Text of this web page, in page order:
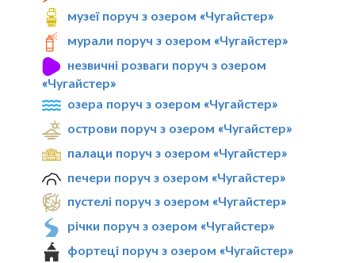
музеї поруч з озером «Чугайстер»
мурали поруч з озером «Чугайстер»
незвичні розваги поруч з озером
«Чугайстер»
озера поруч з озером «Чугайстер»
острови поруч з озером «Чугайстер»
палаци поруч з озером «Чугайстер»
печери поруч з озером «Чугайстер»
пустелі поруч з озером «Чугайстер»
річки поруч з озером «Чугайстер»
фортеці поруч з озером «Чугайстер»